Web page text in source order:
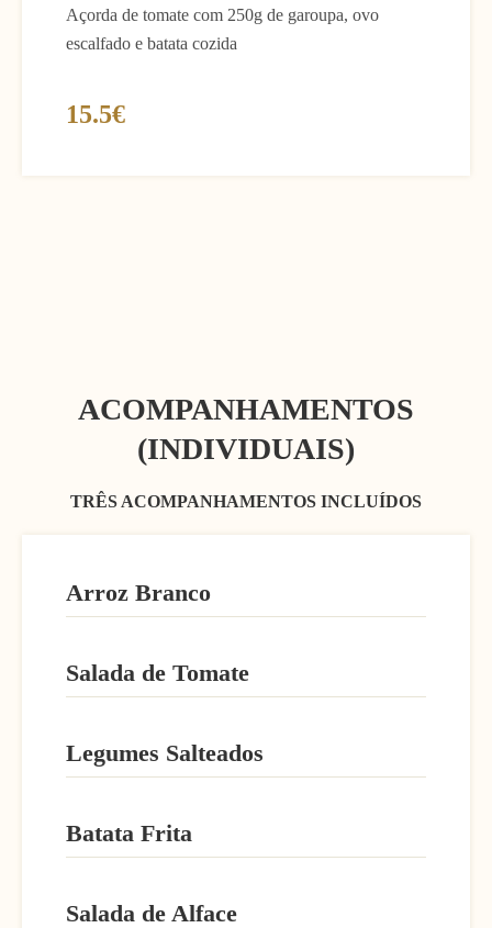
Açorda de tomate com 250g de garoupa, ovo
escalfado e batata cozida
15.5€
ACOMPANHAMENTOS
(INDIVIDUAIS)
TRÊS ACOMPANHAMENTOS INCLUÍDOS
Arroz Branco
Salada de Tomate
Legumes Salteados
Batata Frita
Salada de Alface